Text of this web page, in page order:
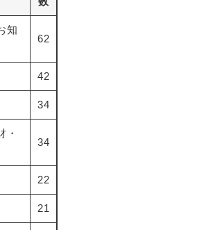
知
62
42
34
・
34
22
21